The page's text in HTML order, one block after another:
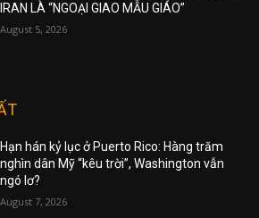
IRAN LÀ “NGOẠI GIAO MẪU GIÁO”
August 5, 2026
Hạn hán kỷ lục ở Puerto Rico: Hàng trăm
nghìn dân Mỹ “kêu trời”, Washington vẫn
ngó lơ?
August 7, 2026